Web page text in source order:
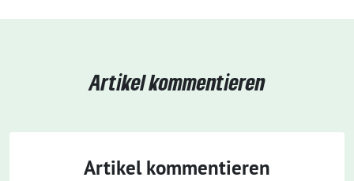
Artikel kommentieren
Artikel kommentieren